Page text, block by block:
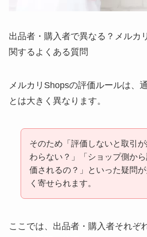
出品者・購入者で異なる？メルカ
関するよくある質問
メルカリShopsの評価ルールは、
とは大きく異なります。
そのため「評価しないと取引
わらない？」「ショップ側か
価されるの？」といった疑問が
く寄せられます。
ここでは、出品者・購入者それぞ